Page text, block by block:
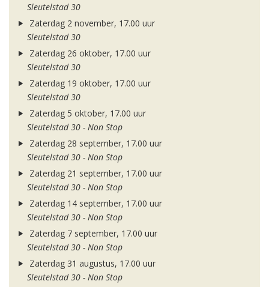
Sleutelstad 30
Zaterdag 2 november, 17.00 uur
Sleutelstad 30
Zaterdag 26 oktober, 17.00 uur
Sleutelstad 30
Zaterdag 19 oktober, 17.00 uur
Sleutelstad 30
Zaterdag 5 oktober, 17.00 uur
Sleutelstad 30 - Non Stop
Zaterdag 28 september, 17.00 uur
Sleutelstad 30 - Non Stop
Zaterdag 21 september, 17.00 uur
Sleutelstad 30 - Non Stop
Zaterdag 14 september, 17.00 uur
Sleutelstad 30 - Non Stop
Zaterdag 7 september, 17.00 uur
Sleutelstad 30 - Non Stop
Zaterdag 31 augustus, 17.00 uur
Sleutelstad 30 - Non Stop